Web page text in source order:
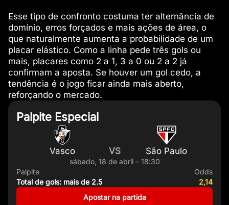
Esse tipo de confronto costuma ter alternância de
domínio, erros forçados e mais ações de área, o
que naturalmente aumenta a probabilidade de um
placar elástico. Como a linha pede três gols ou
mais, placares como 2 a 1, 3 a 0 ou 2 a 2 já
confirmam a aposta. Se houver um gol cedo, a
tendência é o jogo ficar ainda mais aberto,
reforçando o mercado.
Palpite Especial
Vasco VS São Paulo
sábado, 18 de abril – 18:30
Palpite
Total de gols: mais de 2.5
Odds
2,14
Apostar na partida